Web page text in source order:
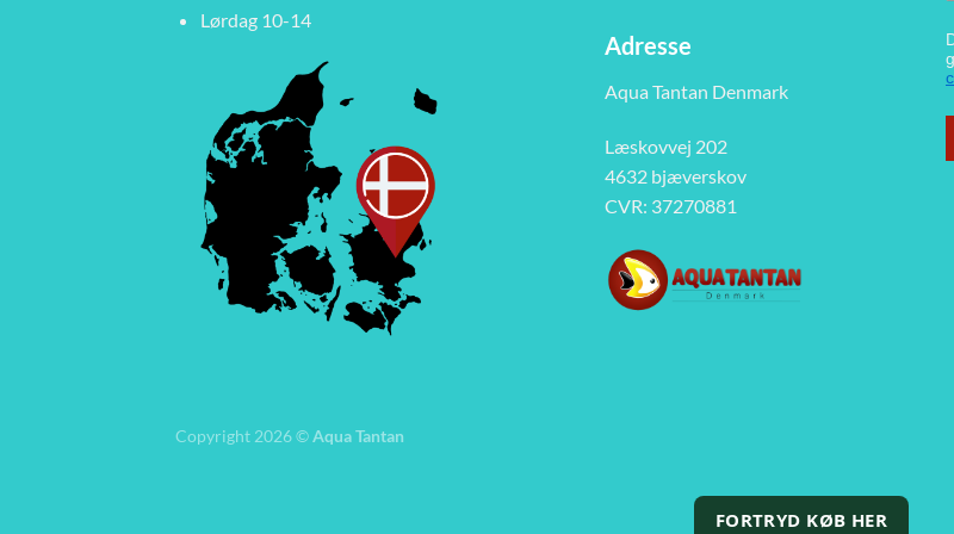
Lørdag 10-14
Adresse
Aqua Tantan Denmark
Læskovvej 202
4632 bjæverskov
CVR: 37270881
Copyright 2026 ©Aqua Tantan
FORTRYD KØB HER